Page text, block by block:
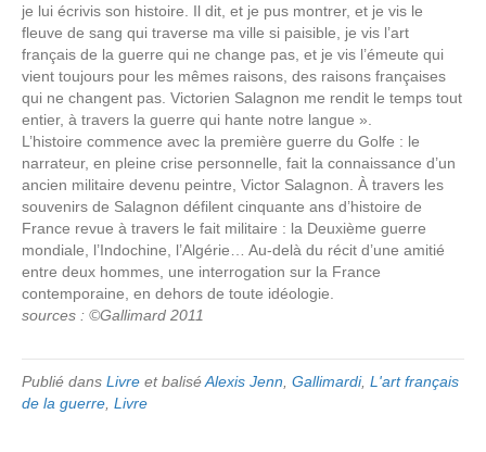
je lui écrivis son histoire. Il dit, et je pus montrer, et je vis le
fleuve de sang qui traverse ma ville si paisible, je vis l’art
français de la guerre qui ne change pas, et je vis l’émeute qui
vient toujours pour les mêmes raisons, des raisons françaises
qui ne changent pas. Victorien Salagnon me rendit le temps tout
entier, à travers la guerre qui hante notre langue ».
L’histoire commence avec la première guerre du Golfe : le
narrateur, en pleine crise personnelle, fait la connaissance d’un
ancien militaire devenu peintre, Victor Salagnon. À travers les
souvenirs de Salagnon défilent cinquante ans d’histoire de
France revue à travers le fait militaire : la Deuxième guerre
mondiale, l’Indochine, l’Algérie… Au-delà du récit d’une amitié
entre deux hommes, une interrogation sur la France
contemporaine, en dehors de toute idéologie.
sources : ©Gallimard 2011
Publié dans Livre et baliséAlexis Jenn Gallimardi, L'art français
de la guerre Livre